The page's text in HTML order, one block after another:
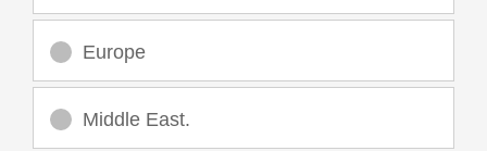
Europe
Middle East.